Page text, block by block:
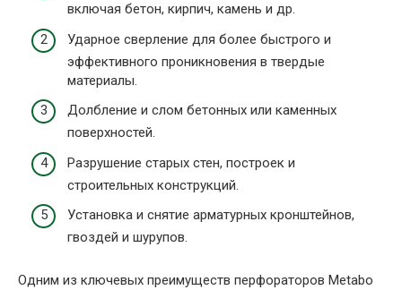
включая бетон, кирпич, камень и др.
Ударное сверление для более быстрого и
эффективного проникновения в твердые
материалы.
Долбление и слом бетонных или каменных
поверхностей.
Разрушение старых стен, построек и
строительных конструкций.
Установка и снятие арматурных кронштейнов,
гвоздей и шурупов.
Одним из ключевых преимуществ перфораторов Metabo